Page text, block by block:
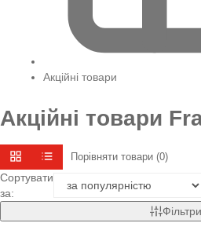
Акційні товари
Акційні товари
Порівняти товари (0)
Сортувати
за:
Фільтри